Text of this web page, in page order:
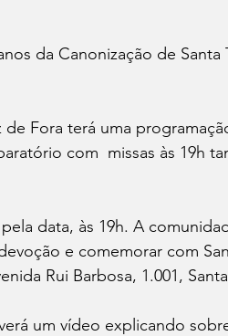
da Canonização de Santa
Fora terá uma
com  missas às 19h
data, às 19h. A
e comemorar com
Rui Barbosa, 1.001,
um vídeo explicando